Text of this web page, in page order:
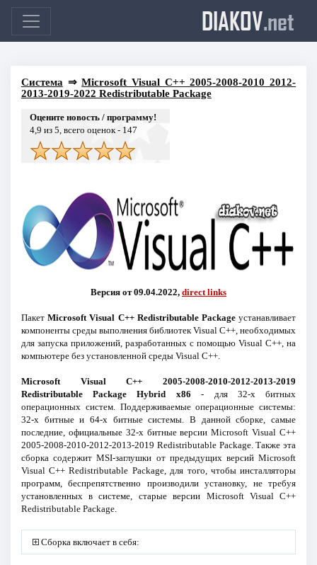
DIAKOV.net
Система ⇒Microsoft Visual C++ 2005-2008-2010 2012-
2013-2019-2022 Redistributable Package
Оцените новость / программу!
4,9 из 5, всего оценок - 147
Версия от 09.04.2022, direct links
ПакетMicrosoft Visual C++ Redistributable Packageустанавливает
компоненты среды выполнения библиотек Visual C++, необходимых
для запуска приложений, разработанных с помощью Visual C++, на
компьютере без установленной среды Visual C++.
Microsoft Visual C++ 2005-2008-2010-2012-2013-2019
Redistributable Package Hybrid x86 - для 32-х битных
операционных систем. Поддерживаемые операционные системы:
32-х битные и 64-х битные системы. В данной сборке, самые
последние, официальные 32-х битные версии Microsoft Visual C++
2005-2008-2010-2012-2013-2019 Redistributable Package. Также эта
сборка содержит MSI-заглушки от предыдущих версий Microsoft
Visual C++ Redistributable Package, для того, чтобы инсталляторы
программ, беспрепятственно производили установку, не требуя
установленных в системе, старые версии Microsoft Visual C++
Redistributable Package.
Сборка включает в себя: